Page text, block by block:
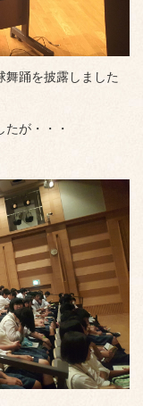
舞踊を披露しました
が・・・